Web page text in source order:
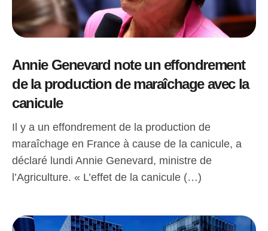
Annie Genevard note un effondrement
de la production de maraîchage avec la
canicule
Il y a un effondrement de la production de
maraîchage en France à cause de la canicule, a
déclaré lundi Annie Genevard, ministre de
l’Agriculture. « L’effet de la canicule (…)